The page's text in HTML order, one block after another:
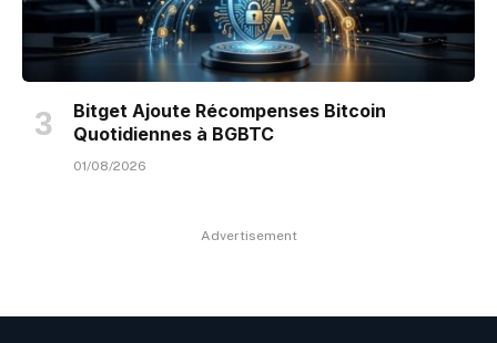
Bitget Ajoute Récompenses Bitcoin
Quotidiennes à BGBTC
01/08/2026
Advertisement